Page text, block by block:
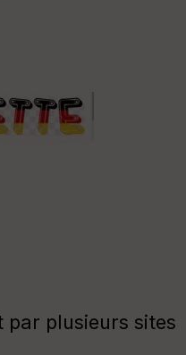
par plusieurs sites